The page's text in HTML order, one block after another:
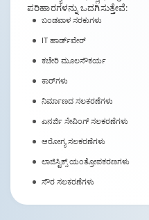
ಪರಿಹಾರಗಳನ್ನು ಒದಗಿಸುತ್ತೇವೆ:
ಬಂಡವಾಳ ಸರಕುಗಳು
IT ಹಾರ್ಡ್‌ವೇರ್
ಕಚೇರಿ ಮೂಲಸೌಕರ್ಯ
ಕಾರ್‌ಗಳು
ನಿರ್ಮಾಣದ ಸಲಕರಣೆಗಳು
ಎನರ್ಜಿ ಸೇವಿಂಗ್ ಸಲಕರಣೆಗಳು
ಆರೋಗ್ಯ ಸಲಕರಣೆಗಳು
ಲಾಜಿಸ್ಟಿಕ್ಸ್ ಯಂತ್ರೋಪಕರಣಗಳು
ಸೌರ ಸಲಕರಣೆಗಳು